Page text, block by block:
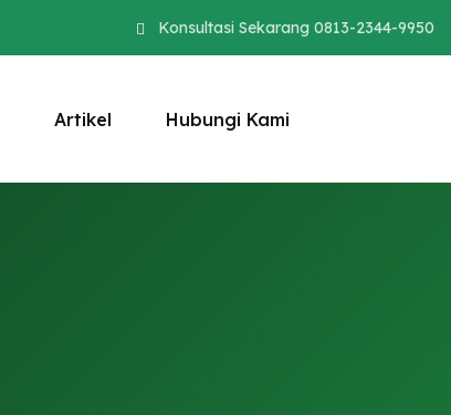
Konsultasi Sekarang 0813-2344-9950
Artikel Hubungi Kami